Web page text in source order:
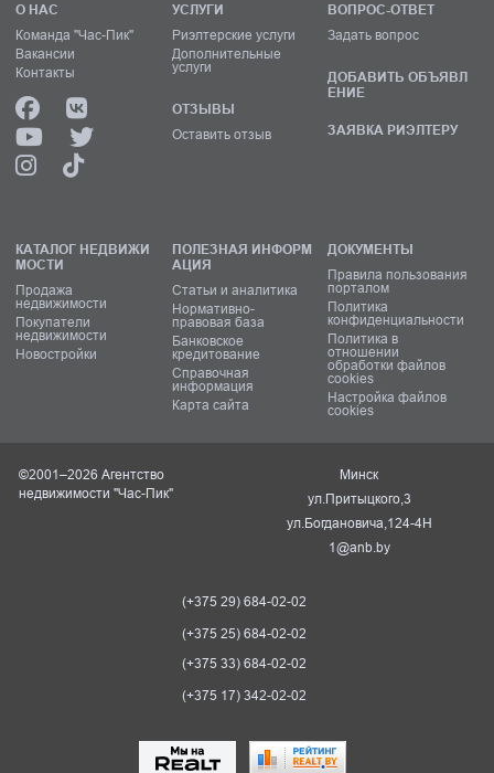
О НАС
Команда "Час-Пик"
Вакансии
Контакты
УСЛУГИ
Риэлтерские услуги
Дополнительные
услуги
ОТЗЫВЫ
Оставить отзыв
ВОПРОС-ОТВЕТ
Задать вопрос
ДОБАВИТЬ ОБЪЯВЛ
ЕНИЕ
ЗАЯВКА РИЭЛТЕРУ
КАТАЛОГ НЕДВИЖИ
МОСТИ
Продажа
недвижимости
Покупатели
недвижимости
Новостройки
ПОЛЕЗНАЯ ИНФОРМ
АЦИЯ
Статьи и аналитика
Нормативно-
правовая база
Банковское
кредитование
Справочная
информация
Карта сайта
ДОКУМЕНТЫ
Правила пользования
порталом
Политика
конфиденциальности
Политика в
отношении
обработки файлов
cookies
Настройка файлов
cookies
©2001–2026 Агентство
недвижимости "Час-Пик"
Минск
ул.Притыцкого,3
ул.Богдановича,124-4Н
1@anb.by
(+375 29) 684-02-02
(+375 25) 684-02-02
(+375 33) 684-02-02
(+375 17) 342-02-02